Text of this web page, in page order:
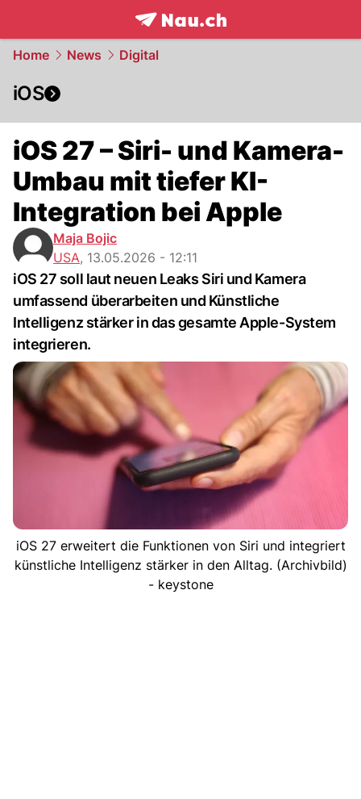
frontpage.NAU.ch
Home News Digital
iOS
iOS 27 – Siri- und Kamera-
Umbau mit tiefer KI-
Integration bei Apple
Maja Bojic
USA, 13.05.2026 - 12:11
iOS 27 soll laut neuen Leaks Siri und Kamera
umfassend überarbeiten und Künstliche
Intelligenz stärker in das gesamte Apple-System
integrieren.
iOS 27 erweitert die Funktionen von Siri und integriert
künstliche Intelligenz stärker in den Alltag. (Archivbild)
- keystone